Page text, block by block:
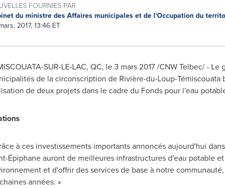
FOURNIES PAR
du ministre des Affaires municipales et de l'Occupation du
2017, 13:46 ET
SUR-LE-LAC, QC, le 3 mars 2017 /CNW Telbec/ -
de la circonscription de Rivière-du-Loup-
de deux projets dans le cadre du Fonds pour l'eau
à ces investissements importants annoncés aujourd'hui
Épiphane auront de meilleures infrastructures d'eau potable
et d'offrir des services de base à notre
années. »